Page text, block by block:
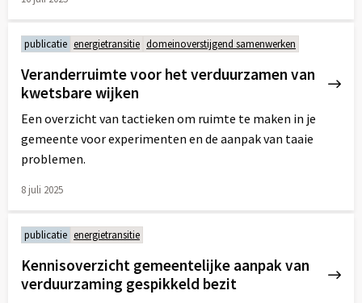
meer
over
publicatie energietransitie domeinoverstijgend samenwerken
Veranderruimte voor het verduurzamen van
kwetsbare wijken
Een overzicht van tactieken om ruimte te maken in je
gemeente voor experimenten en de aanpak van taaie
problemen.
8 juli 2025
meer
over
publicatie energietransitie
Kennisoverzicht gemeentelijke aanpak van
verduurzaming gespikkeld bezit